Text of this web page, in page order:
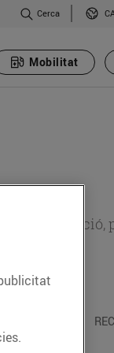
Cerca
Mobilitat
alimentació,